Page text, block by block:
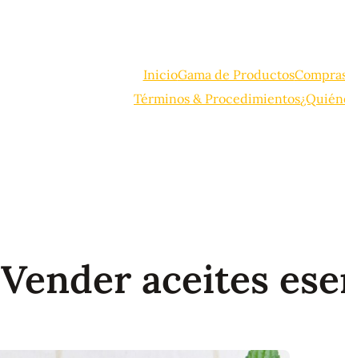
InicioGama de Productos
Términos & Procedimientos
Vender aceites